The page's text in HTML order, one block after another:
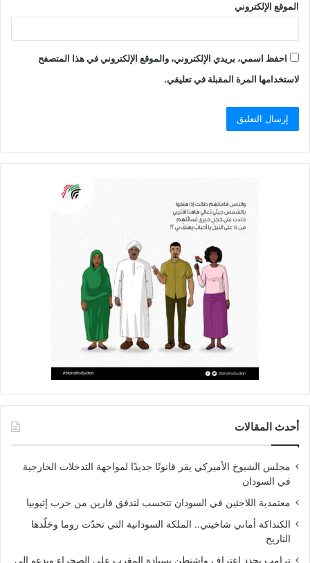
الموقع الإلكتروني
احفظ اسمي، بريدي الإلكتروني، والموقع الإلكتروني في هذا المتصفح
لاستخدامها المرة المقبلة في تعليقي.
أحدث المقالات
مجلس الشيوخ الأميركي يقر قانونًا جديدًا لمواجهة التدخلات الخارجية
في السودان
معتمدية اللاجئين في السودان تتحسب لتدفق فارين من حرب إثيوبيا
الكنداكة أماني شاخيتي.. الملكة السودانية التي تحدّت روما وخلّدها
التاريخ
ترامب يجدد اعتراف واشنطن بسيادة المغرب على الصحراء ويدعو إلى